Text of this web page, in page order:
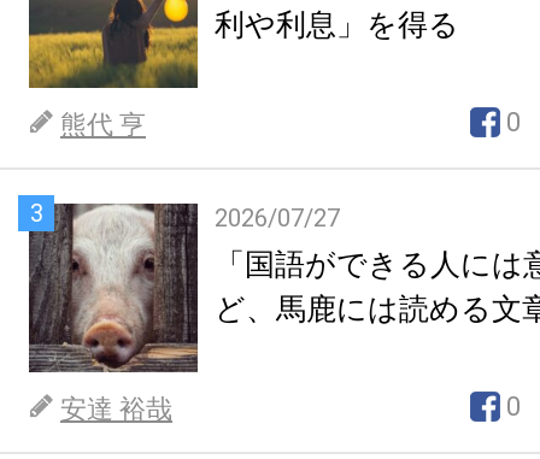
利や利息」を得る
熊代 亨 0
3 2026/07/27
「国語ができる人には
ど、馬鹿には読める文
安達 裕哉 0